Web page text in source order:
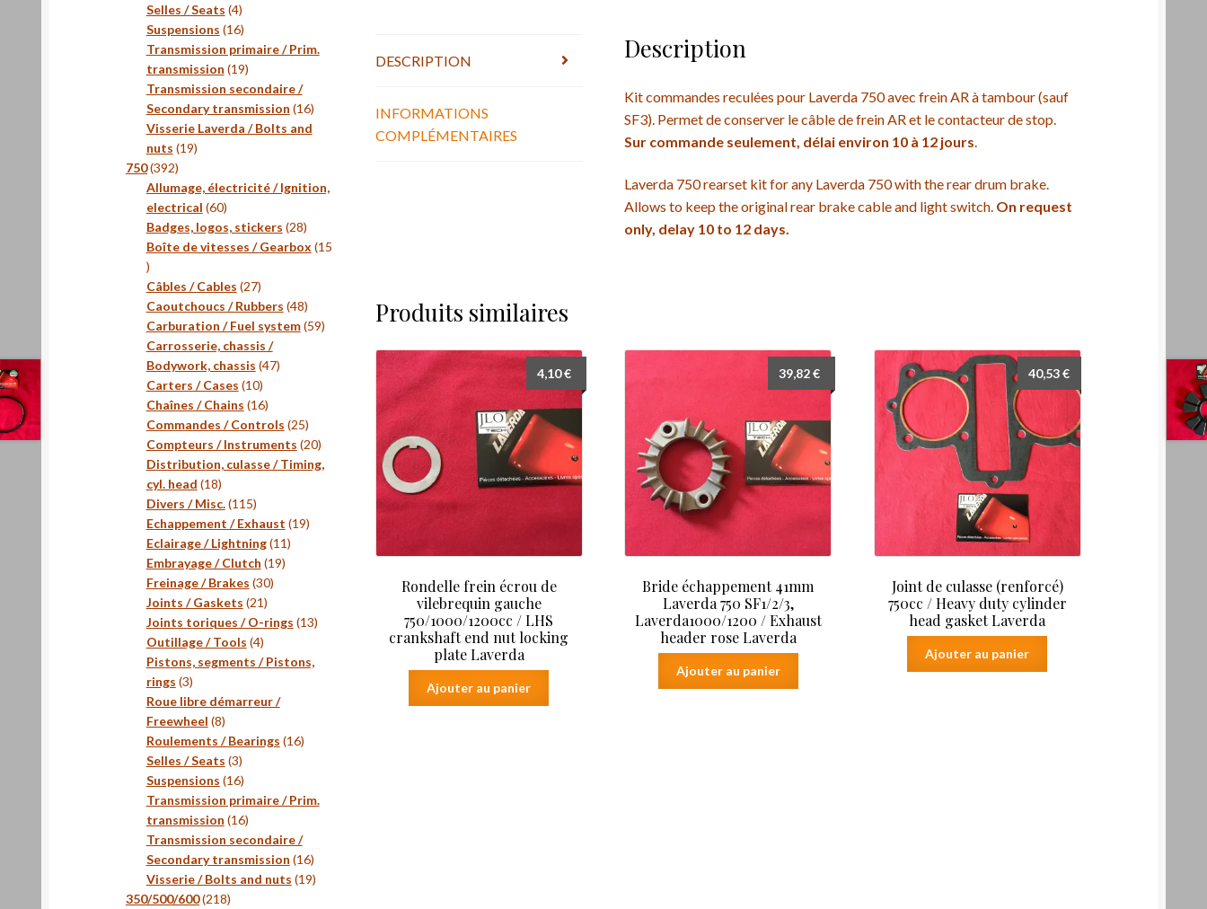
750
DESCRIPTION
INFORMATIONS
COMPLÉMENTAIRES
Description
Kit commandes reculées pour Laverda 750 avec frein AR à tambour (sauf
SF3). Permet de conserver le câble de frein AR et le contacteur de stop.
Sur commande seulement, délai environ 10 à 12 jours
Laverda 750 rearset kit for any Laverda 750 with the rear drum brake.
Allows to keep the original rear brake cable and light switch. On request
only, delay 10 to 12 days.
Produits similaires
Rondelle frein écrou de
vilebrequin gauche
750/1000/1200cc / LHS
crankshaft end nut locking
plate Laverda
4,10€
Ajouter au panier
Bride échappement 41mm
Laverda 750 SF1/2/3,
Laverda1000/1200 / Exhaust
header rose Laverda
39,82€
Ajouter au panier
Joint de culasse (renforcé)
750cc / Heavy duty cylinder
head gasket Laverda
40,53€
Ajouter au panier
Selles / Seats 44
produits
Suspensions 1616
produits
Transmission primaire / Prim.
transmission 1919
produits
Transmission secondaire /
Secondary transmission 1616
produits
Visserie Laverda / Bolts and
nuts 1919
750 392392
produits
Allumage, électricité / Ignition,
electrical 6060
produits
Badges, logos, stickers 2828
produits
Boîte de vitesses / Gearbox 15
15
produits
Câbles / Cables 2727
produits
Caoutchoucs / Rubbers 4848
produits
Carburation / Fuel system 5959
Carrosserie, chassis /
Bodywork, chassis 4747
Carters / Cases 1010
produits
Chaînes / Chains 1616
produits
Commandes / Controls 2525
produits
Compteurs / Instruments 2020
produits
Distribution, culasse / Timing,
cyl. head 1818
produits
Divers / Misc. 115115
produits
Echappement / Exhaust 1919
Eclairage / Lightning 1111
Embrayage / Clutch 1919
Freinage / Brakes 3030
Joints / Gaskets 2121
produits
Joints toriques / O-rings 1313
Outillage / Tools 44
produits
Pistons, segments / Pistons,
rings 33
produits
Roue libre démarreur /
Freewheel 88
produits
Roulements / Bearings 1616
Selles / Seats 33
produits
Suspensions 1616
produits
Transmission primaire / Prim.
transmission 1616
produits
Transmission secondaire /
Secondary transmission 1616
produits
Visserie / Bolts and nuts 1919
350/500/600 218218